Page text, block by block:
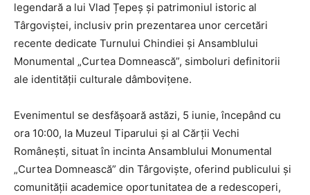
legendară a lui Vlad Țepeș și patrimoniul istoric al
Târgoviștei, inclusiv prin prezentarea unor cercetări
recente dedicate Turnului Chindiei și Ansamblului
Monumental „Curtea Domnească”, simboluri definitorii
ale identității culturale dâmbovițene.
Evenimentul se desfășoară astăzi, 5 iunie, începând cu
ora 10:00, la Muzeul Tiparului și al Cărții Vechi
Românești, situat în incinta Ansamblului Monumental
„Curtea Domnească” din Târgoviște, oferind publicului și
comunității academice oportunitatea de a redescoperi,